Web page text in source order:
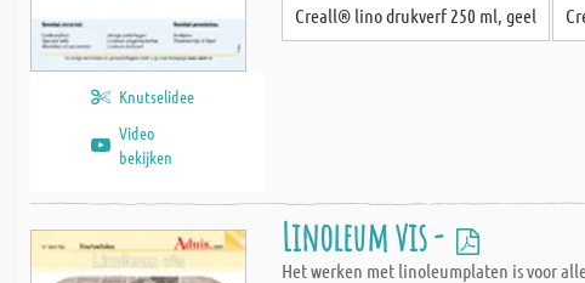
Knutselidee
Video
bekijken
Creall® lino drukverf 250 ml, geel
Linoleum vis -
Het werken met linoleumplaten is voor